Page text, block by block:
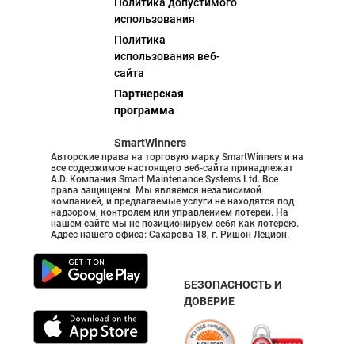
использования
Политика
использования веб-
сайта
Партнерская
программа
SmartWinners
Авторские права на торговую марку SmartWinners и на
все содержимое настоящего веб-сайта принадлежат
A.D. Компания Smart Maintenance Systems Ltd. Все
права защищены. Мы являемся независимой
компанией, и предлагаемые услуги не находятся под
надзором, контролем или управлением лотереи. На
нашем сайте мы не позиционируем себя как лотерею.
Адрес нашего офиса: Сахарова 18, г. Ришон Лецион.
БЕЗОПАСНОСТЬ И
ДОВЕРИЕ